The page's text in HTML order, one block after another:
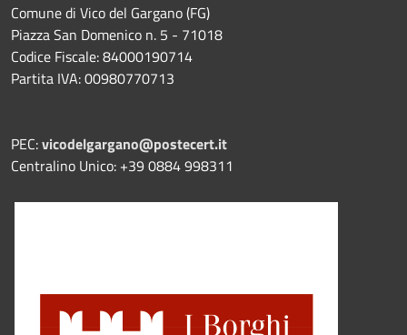
Comune di Vico del Gargano (FG)
Piazza San Domenico n. 5 - 71018
Codice Fiscale: 84000190714
Partita IVA: 00980770713
PEC:vicodelgargano@postecert.it
Centralino Unico: +39 0884 998311